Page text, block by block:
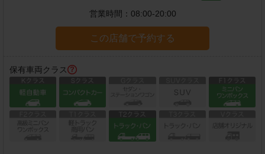
営業時間： 08:00-20:00
この店舗で予約する
保有車両クラス